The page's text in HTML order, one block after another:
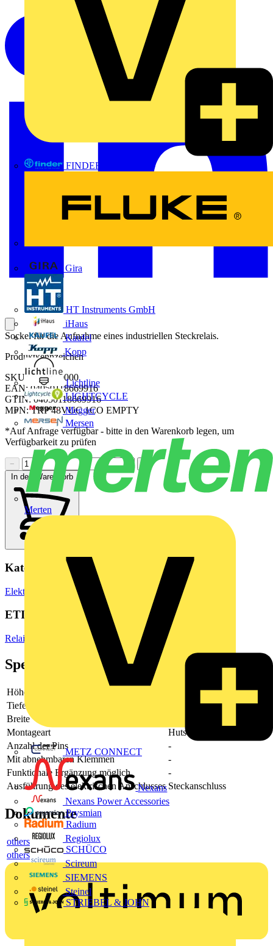
FINDER
Gira
HT Instruments GmbH
iHaus
Kaufel
Kopp
Lichtline
LIGHTCYCLE
Megger
Mersen
Merten
METZ CONNECT
Nexans
Nexans Power Accessories
Prysmian
Radium
Regiolux
SCHÜCO
Scireum
SIEMENS
Steinel
STRIEBEL & JOHN
Sockel für die Aufnahme eines industriellen Steckrelais.
Produktkennzeichen
SKU: 2618920000
EAN: 04050118669916
GTIN: 04050118669916
MPN: TRP 48VUC 1CO EMPTY
*Auf Anfrage verfügbar - bitte in den Warenkorb legen, um
Verfügbarkeit zu prüfen
−
In den Warenkorb
Kategorien
Elektronische Bauteile Relais
ETIM Group
Relais
Spezifikationen
Höhe
Tiefe
Breite
Montageart
Hutschiene TH35
Anzahl der Pins
-
Mit abnehmbaren Klemmen
-
Funktionale Ergänzung möglich
-
Ausführung des elektrischen Anschlusses Steckanschluss
Dokumente
others
others